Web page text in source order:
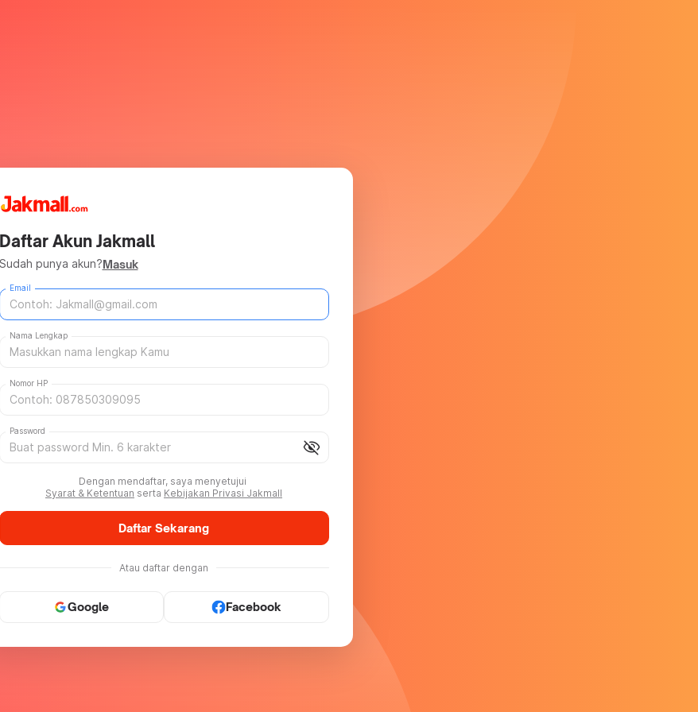
Daftar Akun Jakmall
Sudah punya akun?Masuk
Email
Nama Lengkap
Nomor HP
visibility_off
Password
Dengan mendaftar, saya menyetujui
Syarat & Ketentuan serta Kebijakan Privasi Jakmall
Daftar Sekarang
Atau daftar dengan
Google Facebook